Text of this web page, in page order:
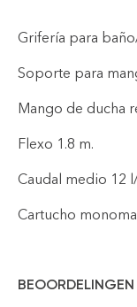
Grifería para
Soporte para
Mango de ducha
Flexo 1.8 m.
Caudal medio 12
Cartucho